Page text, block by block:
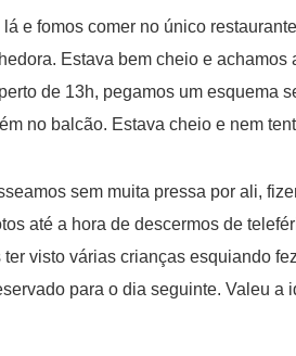
e fomos comer no único
Estava bem cheio e
de 13h, pegamos um esquema
no balcão. Estava cheio e nem
sem muita pressa por ali,
até a hora de descermos de
ter visto várias crianças esquiando
para o dia seguinte. Valeu a